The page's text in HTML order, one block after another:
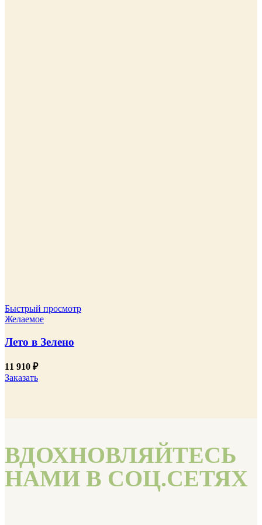
Быстрый просмотр
Желаемое
Лето в Зелено
11 910 ₽
Заказать
ВДОХНОВЛЯЙТЕСЬ
НАМИ В СОЦ.СЕТЯХ